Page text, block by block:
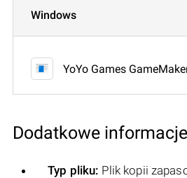
Windows
YoYo Games
Dodatkowe informacje
Typ pliku: Plik kopii